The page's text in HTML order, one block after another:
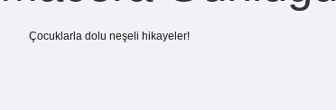
Çocuklarla dolu neşeli hikayeler!